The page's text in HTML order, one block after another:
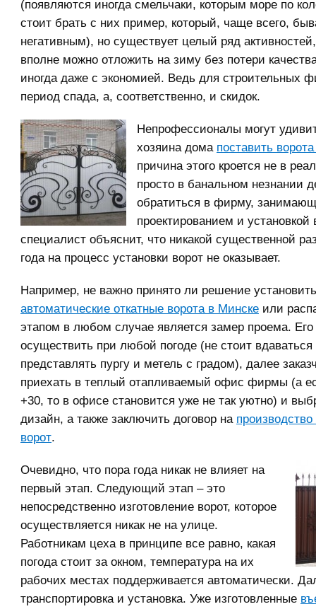
(появляются иногда смельчаки, которым море по
стоит брать с них пример, который, чаще всего,
негативным), но существует целый ряд
вполне можно отложить на зиму без потери
иногда даже с экономией. Ведь для строительных
период спада, а, соответственно, и скидок.
Непрофессионалы могут
хозяина дома поставить
причина этого кроется не в
просто в банальном незнании
обратиться в фирму,
проектированием и установкой
специалист объяснит, что никакой существенной
года на процесс установки ворот не оказывает.
Например, не важно принято ли решение установить
автоматические откатные ворота в Минске или
этапом в любом случае является замер проема.
осуществить при любой погоде (не стоит вдаваться
представлять пургу и метель с градом), далее
приехать в теплый отапливаемый офис фирмы (а
+30, то в офисе становится уже не так уютно) и
дизайн, а также заключить договор на
ворот.
Очевидно, что пора года никак не влияет на
первый этап. Следующий этап – это
непосредственно изготовление ворот, которое
осуществляется никак не на улице.
Работникам цеха в принципе все равно, какая
погода стоит за окном, температура на их
рабочих местах поддерживается автоматически.
транспортировка и установка. Уже изготовленные